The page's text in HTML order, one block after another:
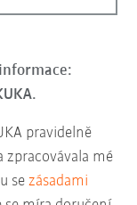
pravidelně
mé
sezásadami